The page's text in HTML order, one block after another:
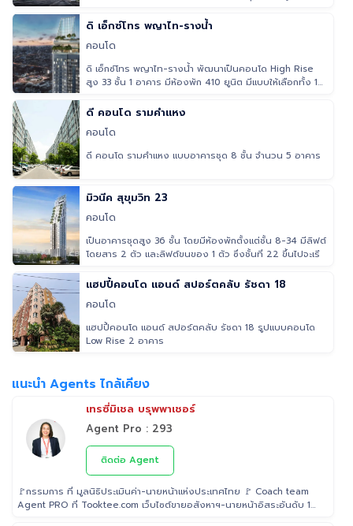
ดิ เอ็กซ์โทร พญาไท-รางน้ำ
คอนโด
ดิ เอ็กซ์โทร พญาไท-รางน้ำ พัฒนาเป็นคอนโด High Rise
สูง 33 ชั้น 1 อาคาร มีห้องพัก 410 ยูนิต มีแบบให้เลือกทั้ง 1
ดี คอนโด รามคำแหง
คอนโด
ดี คอนโด รามคำแหง แบบอาคารชุด 8 ชั้น จำนวน 5 อาคาร
มิวนีค สุขุมวิท 23
คอนโด
เป็นอาคารชุดสูง 36 ชั้น โดยมีห้องพักตั้งแต่ชั้น 8-34 มีลิฟต์
โดยสาร 2 ตัว และลิฟต์ขนของ 1 ตัว ซึ่งชั้นที่ 22 ขึ้นไปจะเริ่
แฮปปี้คอนโด แอนด์ สปอร์ตคลับ รัชดา 18
คอนโด
แฮปปี้คอนโด แอนด์ สปอร์ตคลับ รัชดา 18 รูปแบบคอนโด
Low Rise 2 อาคาร
แนะนำ Agents ไกล้เคียง
เทรซี่มิเชล บรุพพาเชอร์
Agent Pro : 293
ติดต่อ Agent
🚩กรรมการ ที่ มูลนิธิประเมินค่า-นายหน้าแห่งประเทศไทย 🚩 Coach team
Agent PRO ที่ Tooktee.com เว็บไซต์ขายอสังหาฯ-นายหน้าอิสระอันดับ 1